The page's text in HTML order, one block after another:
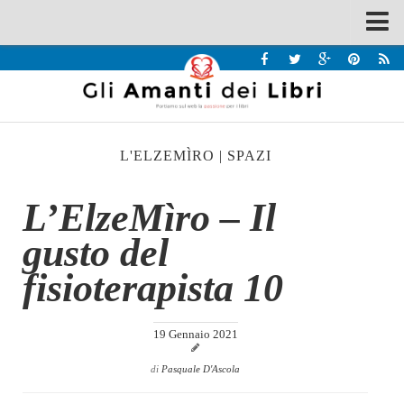
Recensioni
Interviste & Incontri
Chi siamo
Contatti
Eventi
L'ELZEMÌRO | SPAZI
L’ElzeMìro – Il
gusto del
fisioterapista 10
19 Gennaio 2021
di Pasquale D'Ascola